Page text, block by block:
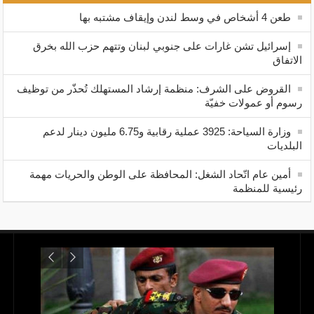
طعن 4 أشخاص في وسط لندن وإيقاف مشتبه بها
إسرائيل تشن غارات على جنوبي لبنان وتتهم حزب الله بخرق
الاتفاق
القروض على الشرف: منظمة إرشاد المستهلك تُحذّر من توظيف
رسوم أو عمولات خفيّة
وزارة السياحة: 3925 عملية رقابية و6.75 مليون دينار لدعم
البلديات
أمين عام اتّحاد الشغل: المحافظة على الوطن والحريات مهمة
رئيسية للمنظمة